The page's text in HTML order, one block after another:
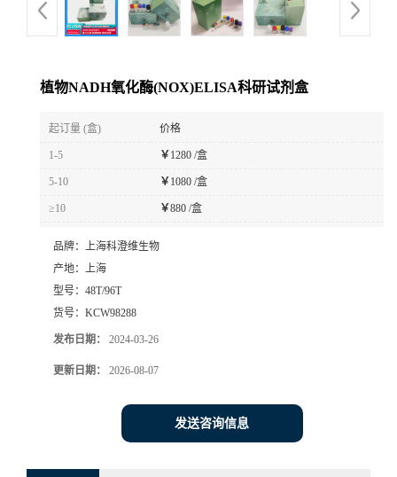
植物NADH氧化酶(NOX)ELISA科研试剂盒
起订量 (盒) 价格
1-5 ￥1280 /盒
5-10 ￥1080 /盒
≥10 ￥880 /盒
品牌：
上海科澄维生物
产地：
上海
型号： 48T/96T
货号： KCW98288
发布日期： 2024-03-26
更新日期： 2026-08-07
发送咨询信息